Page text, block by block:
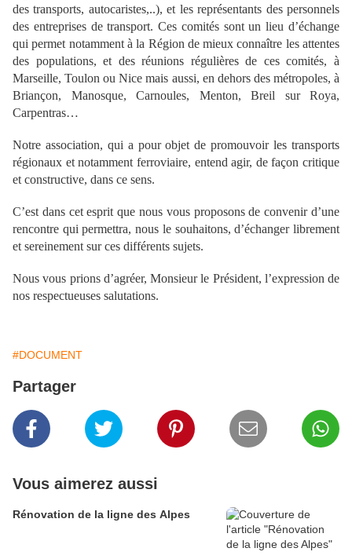
des transports, autocaristes,..), et les représentants des personnels
des entreprises de transport. Ces comités sont un lieu d’échange
qui permet notamment à la Région de mieux connaître les attentes
des populations, et des réunions régulières de ces comités, à
Marseille, Toulon ou Nice mais aussi, en dehors des métropoles, à
Briançon, Manosque, Carnoules, Menton, Breil sur Roya,
Carpentras…
Notre association, qui a pour objet de promouvoir les transports
régionaux et notamment ferroviaire, entend agir, de façon critique
et constructive, dans ce sens.
C’est dans cet esprit que nous vous proposons de convenir d’une
rencontre qui permettra, nous le souhaitons, d’échanger librement
et sereinement sur ces différents sujets.
Nous vous prions d’agréer, Monsieur le Président, l’expression de
nos respectueuses salutations.
#DOCUMENT
Partager
Vous aimerez aussi
Rénovation de la ligne des Alpes